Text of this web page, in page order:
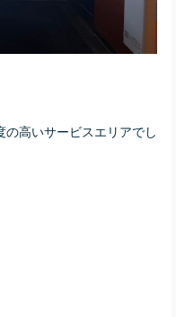
高いサービスエリアでし